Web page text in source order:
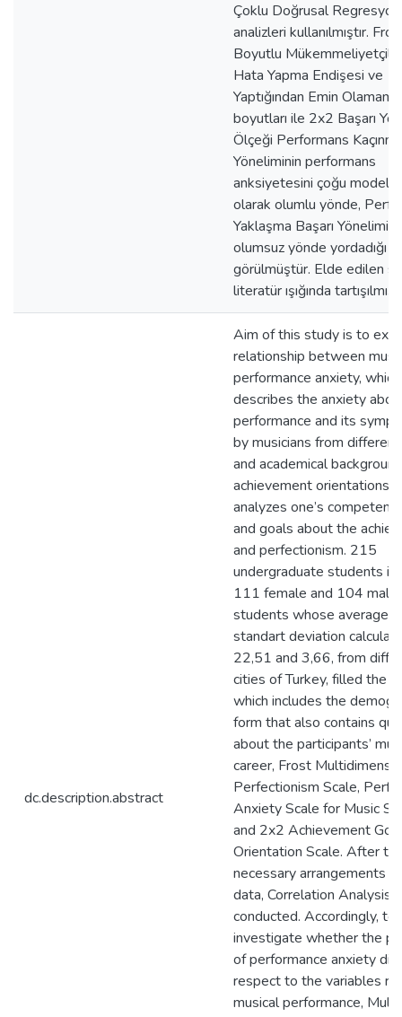
Çoklu Doğrusal Regresyon
analizleri kullanılmıştır.
Boyutlu
Hata Yapma Endişesi ve
Yaptığından Emin Olamama
boyutları ile 2x2 Başarı
Ölçeği Performans
Yöneliminin performans
anksiyetesini çoğu
olarak olumlu yönde,
Yaklaşma Başarı
olumsuz yönde yordadığı
görülmüştür. Elde edilen
literatür ışığında
dc.description.abstract
Aim of this study is to
relationship between
performance anxiety, which
describes the anxiety
performance and its
by musicians from
and academical
achievement orientations,
analyzes one’s
and goals about the
and perfectionism. 215
undergraduate students
111 female and 104 male
students whose average
standart deviation
22,51 and 3,66, from
cities of Turkey, filled the
which includes the
form that also contains
about the participants’
career, Frost
Perfectionism Scale,
Anxiety Scale for Music
and 2x2 Achievement Goal
Orientation Scale. After
necessary arrangements
data, Correlation Analysis
conducted. Accordingly, to
investigate whether the
of performance anxiety
respect to the variables
musical performance,